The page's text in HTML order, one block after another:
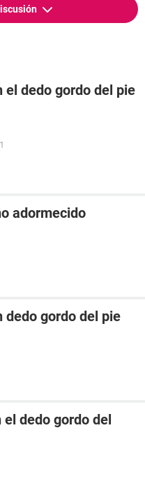
el dedo gordo del pie
adormecido
dedo gordo del pie
dedo gordo del